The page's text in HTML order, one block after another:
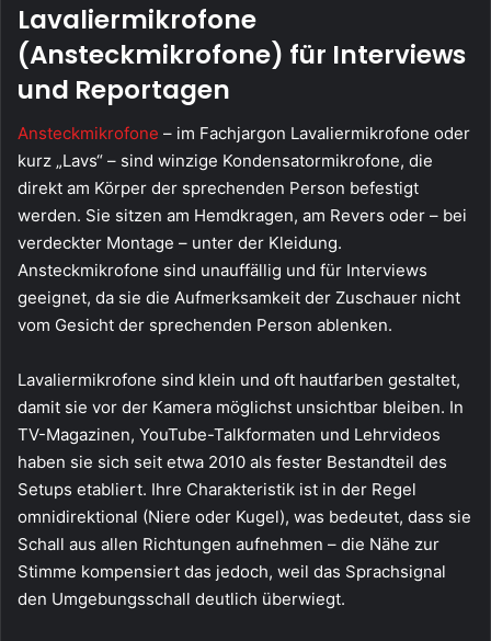
Lavaliermikrofone
(Ansteckmikrofone) für Interviews
und Reportagen
Ansteckmikrofone – im Fachjargon Lavaliermikrofone oder
kurz „Lavs“ – sind winzige Kondensatormikrofone, die
direkt am Körper der sprechenden Person befestigt
werden. Sie sitzen am Hemdkragen, am Revers oder – bei
verdeckter Montage – unter der Kleidung.
Ansteckmikrofone sind unauffällig und für Interviews
geeignet, da sie die Aufmerksamkeit der Zuschauer nicht
vom Gesicht der sprechenden Person ablenken.
Lavaliermikrofone sind klein und oft hautfarben gestaltet,
damit sie vor der Kamera möglichst unsichtbar bleiben. In
TV-Magazinen, YouTube-Talkformaten und Lehrvideos
haben sie sich seit etwa 2010 als fester Bestandteil des
Setups etabliert. Ihre Charakteristik ist in der Regel
omnidirektional (Niere oder Kugel), was bedeutet, dass sie
Schall aus allen Richtungen aufnehmen – die Nähe zur
Stimme kompensiert das jedoch, weil das Sprachsignal
den Umgebungsschall deutlich überwiegt.